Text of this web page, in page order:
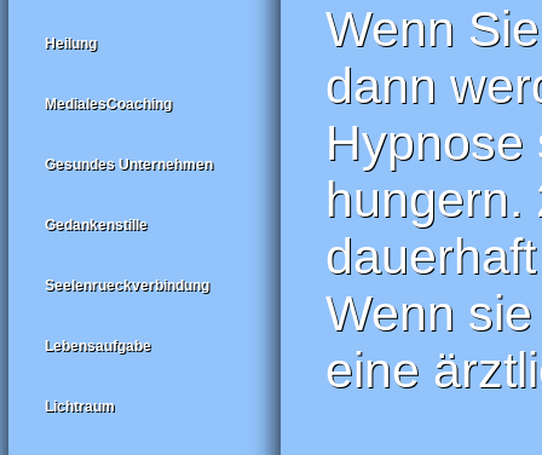
Heilung
MedialesCoaching
Gesundes Unternehmen
Gedankenstille
Seelenrueckverbindung
Lebensaufgabe
Lichtraum
Wenn
dann
Hypnose
hungern.
Wenn
eine